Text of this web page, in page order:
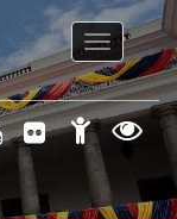
Toggle